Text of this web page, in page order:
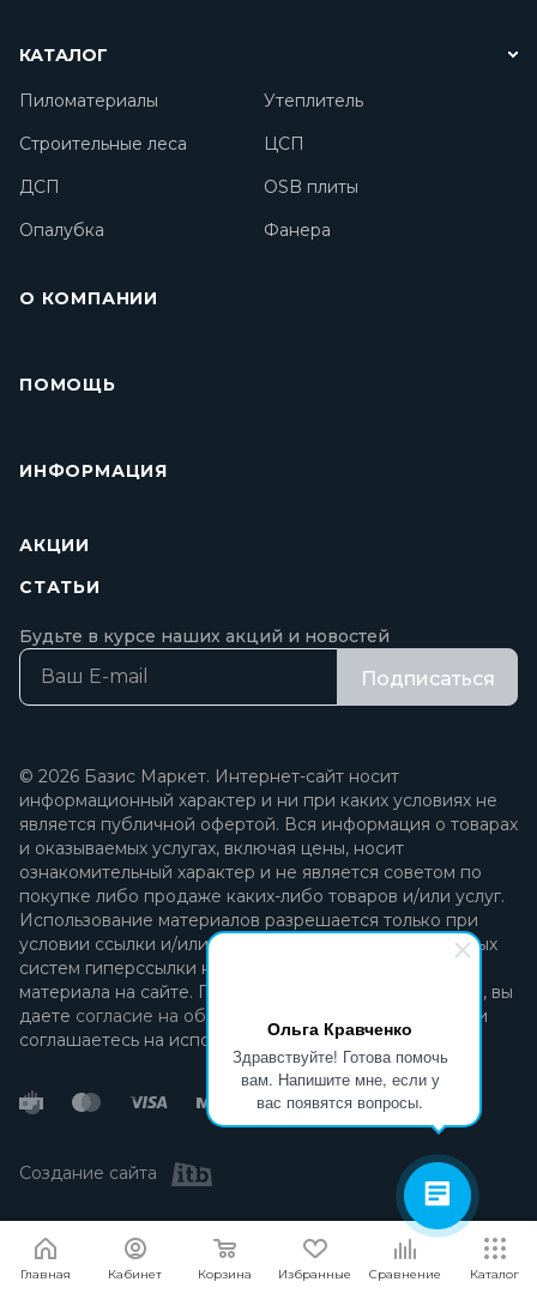
Ольга Кравченко
Здравствуйте! Готова помочь
вам. Напишите мне, если у
вас появятся вопросы.
КАТАЛОГ
Пиломатериалы
Утеплитель
Строительные леса
ЦСП
ДСП
OSB плиты
Опалубка
Фанера
О КОМПАНИИ
ПОМОЩЬ
ИНФОРМАЦИЯ
АКЦИИ
СТАТЬИ
Будьте в курсе наших акций и новостей
Подписаться
© 2026 Базис Маркет. Интернет-сайт носит
информационный характер и ни при каких условиях не
является публичной офертой. Вся информация о товарах
и оказываемых услугах, включая цены, носит
ознакомительный характер и не является советом по
покупке либо продаже каких-либо товаров и/или услуг.
Использование материалов разрешается только при
условии ссылки и/или прямой открытой для поисковых
систем гиперссылки на непосредственный адрес
материала на сайте. Продолжая пользоваться сайтом, вы
даете согласие на обработку персональных данных
и
соглашаетесь на использование файлов cookie.
Создание сайта
Главная Кабинет Корзина Избранные Сравнение Каталог
Мы используем файлы cookie. Подробнее Я согласен